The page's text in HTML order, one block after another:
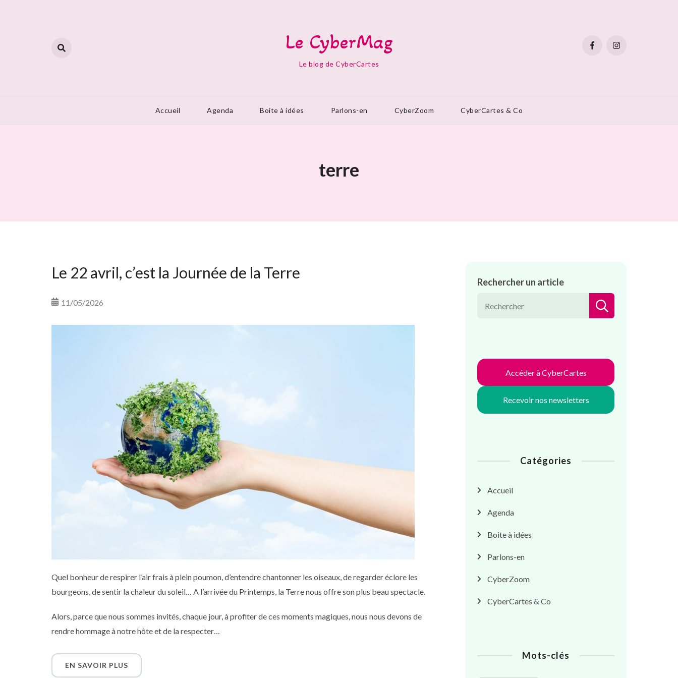
Le CyberMag
Le blog de CyberCartes
Accueil Agenda Boite à idées Parlons-en CyberZoom CyberCartes & Co
terre
Le 22 avril, c’est la Journée de la Terre
11/05/2026
Quel bonheur de respirer l’air frais à plein poumon, d’entendre chantonner les oiseaux, de regarder éclore les
bourgeons, de sentir la chaleur du soleil… A l’arrivée du Printemps, la Terre nous offre son plus beau spectacle.
Alors, parce que nous sommes invités, chaque jour, à profiter de ces moments magiques, nous nous devons de
rendre hommage à notre hôte et de la respecter…
EN SAVOIR PLUS
Rechercher un article
Accéder à CyberCartes
Recevoir nos newsletters
Catégories
Accueil
Agenda
Boite à idées
Parlons-en
CyberZoom
CyberCartes & Co
Mots-clés